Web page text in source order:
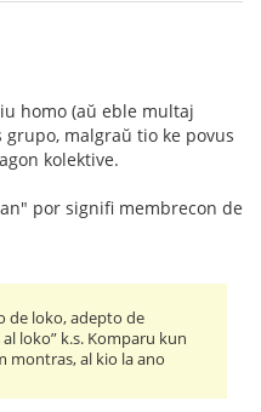
homo (aŭ eble multaj
grupo, malgraŭ tio ke povus
kolektive.
por signifi membrecon de
de loko, adepto de
loko” k.s. Komparu kun
montras, al kio la ano